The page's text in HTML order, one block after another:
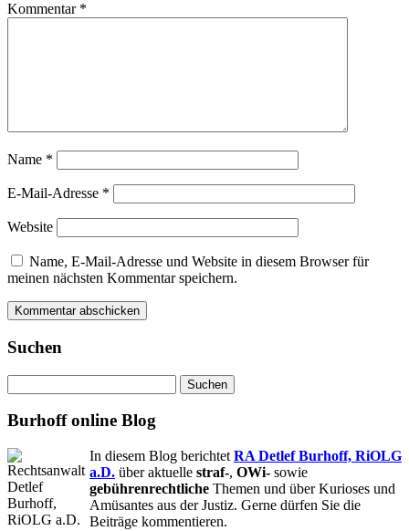
Kommentar *
Name *
E-Mail-Adresse *
Website
Name, E-Mail-Adresse und Website in diesem Browser für
meinen nächsten Kommentar speichern.
Suchen
nach:
Burhoff online Blog
In diesem Blog berichtet RA Detlef Burhoff, RiOLG
a.D. über aktuelle straf-, OWi- sowie
gebührenrechtliche Themen und über Kurioses und
Amüsantes aus der Justiz. Gerne dürfen Sie die
Beiträge kommentieren.